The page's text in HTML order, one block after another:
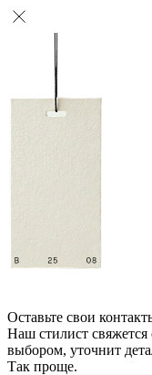
Оставьте свои
Наш стилист
выбором, уточнит
Так проще.